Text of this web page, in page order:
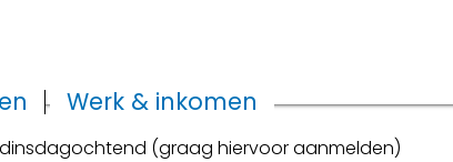
Werk & inkomen
(graag hiervoor aanmelden)